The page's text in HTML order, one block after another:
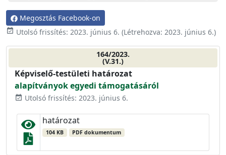
Megosztás Facebook-on
event_available Utolsó frissítés: 2023. június 6. (Létrehozva: 2023. június 6.)
164/2023.
(V.31.)
Képviselő-testületi határozat
alapítványok egyedi támogatásáról
event_available Utolsó frissítés: 2023. június 6.
határozat
104 KB PDF dokumentum